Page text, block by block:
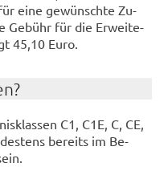
eine ge­wünsch­te Zu­
Ge­bühr für die Er­wei­te­
45,10 Euro.
C1, C1E, C, CE,
be­reits im Be­